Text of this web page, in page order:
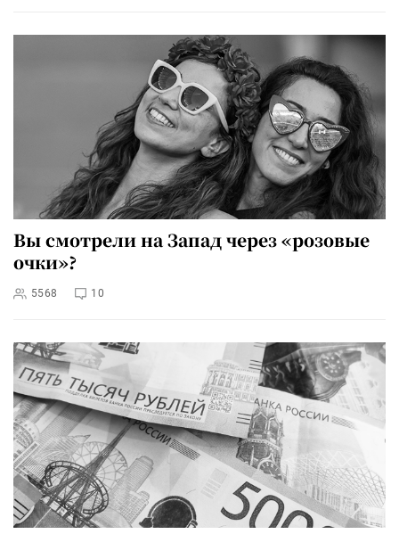
Вы смотрели на Запад через «розовые
очки»?
5568 10